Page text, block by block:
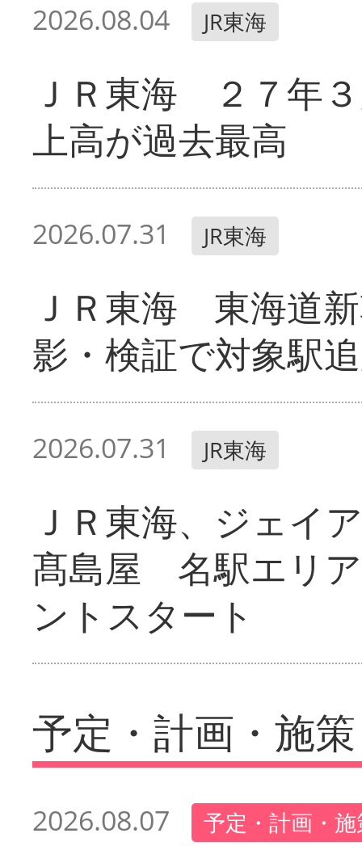
2026.08.04 JR東海
ＪＲ東海 ２７年
上高が過去最高
2026.07.31 JR東海
ＪＲ東海 東海道
影・検証で対象駅
2026.07.31 JR東海
ＪＲ東海、ジェイ
髙島屋 名駅エリ
ントスタート
予定・計画・施策
2026.08.07 予定・計画・